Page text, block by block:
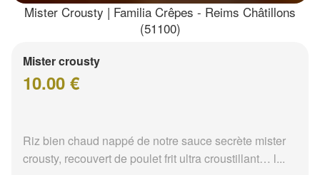
Mister Crousty | Familia Crêpes - Reims Châtillons
(51100)
Mister crousty
10.00 €
Riz bien chaud nappé de notre sauce secrète mister
crousty, recouvert de poulet frit ultra croustillant… l...